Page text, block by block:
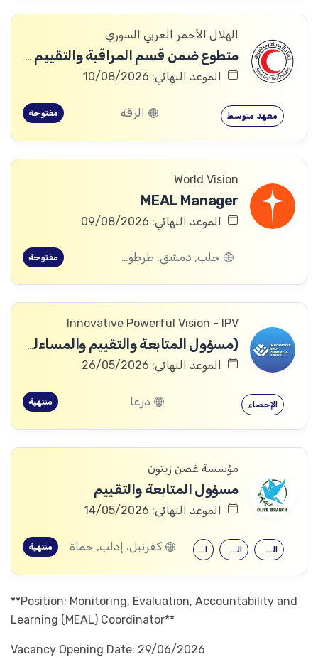
الهلال الأحمر العربي السوري
متطوع ضمن قسم المراقبة والتقييم والتعلم (MEAL)
الموعد النهائي: 10/08/2026
معهد متوسط الرقة مفتوحة
World Vision
MEAL Manager
الموعد النهائي: 09/08/2026
حلب, دمشق, طرطوس, ريف دمشق, ديرالزور, درعا, السويداء, إدلب, القنيطرة, اللاذقية, الرقة, حمص, الحسكة, حماة مفتوحة
Innovative Powerful Vision - IPV
(مسؤول المتابعة والتقييم والمساءلة والتعلم
الموعد النهائي: 26/05/2026
الإحصاء درعا منتهية
مؤسسة غصن زيتون
مسؤول المتابعة والتقييم
الموعد النهائي: 14/05/2026
الإحصاء العلوم الاجتماعية الدراسات التنموية كفرنبل، إدلب, حماة منتهية
**Position: Monitoring, Evaluation, Accountability and
Learning (MEAL) Coordinator**
Vacancy Opening Date: 29/06/2026